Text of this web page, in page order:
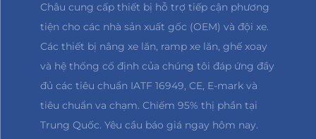
Châu cung cấp thiết bị hỗ trợ tiếp cận phương
tiện cho các nhà sản xuất gốc (OEM) và đội xe.
Các thiết bị nâng xe lăn, ramp xe lăn, ghế xoay
và hệ thống cố định của chúng tôi đáp ứng đầy
đủ các tiêu chuẩn IATF 16949, CE, E-mark và
tiêu chuẩn va chạm. Chiếm 95% thị phần tại
Trung Quốc. Yêu cầu báo giá ngay hôm nay.